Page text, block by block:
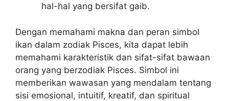
hal-hal yang bersifat gaib.
Dengan memahami makna dan peran simbol
ikan dalam zodiak Pisces, kita dapat lebih
memahami karakteristik dan sifat-sifat bawaan
orang yang berzodiak Pisces. Simbol ini
memberikan wawasan yang mendalam tentang
sisi emosional, intuitif, kreatif, dan spiritual